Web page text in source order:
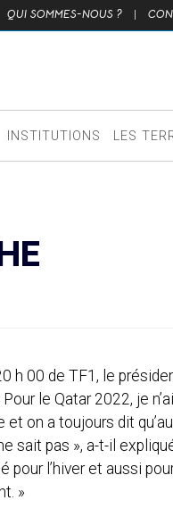
QUI SOMMES-NOUS ? |
INSTITUTIONS LES
00 de TF1, le
le Qatar 2022, je
on a toujours dit
sait pas », a-t-il
pour l’hiver et aussi
»